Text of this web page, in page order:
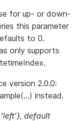
for up- or down-
this parameter
to 0.
only supports
version 2.0.0:
instead.
'left'}, default